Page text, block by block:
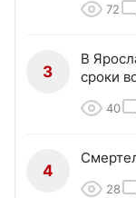
72
3
В
сроки
40
4
28